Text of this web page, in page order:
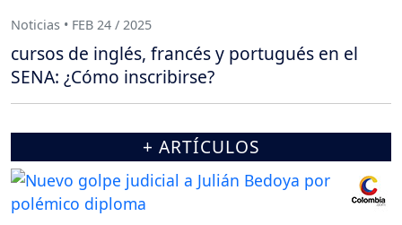
Noticias • FEB 24 / 2025
cursos de inglés, francés y portugués en el
SENA: ¿Cómo inscribirse?
+ ARTÍCULOS